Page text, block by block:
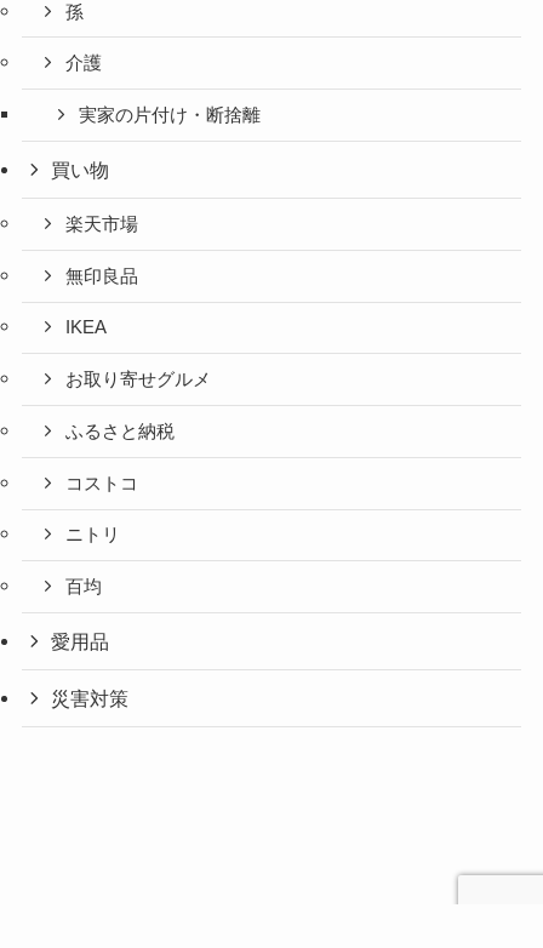
孫
介護
実家の片付け・断捨離
買い物
楽天市場
無印良品
IKEA
お取り寄せグルメ
ふるさと納税
コストコ
ニトリ
百均
愛用品
災害対策